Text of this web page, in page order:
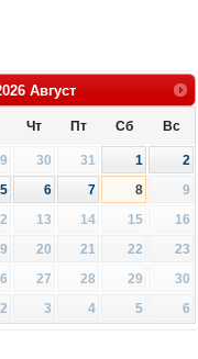
Август
Чт Пт Сб Вс
30 31 1
2
5 6 7 8
9
13 14 15
16
20 21 22
23
27 28 29
30
2 3 4 5 6